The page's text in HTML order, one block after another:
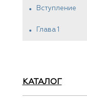
Вступление
Глава 1
КАТАЛОГ